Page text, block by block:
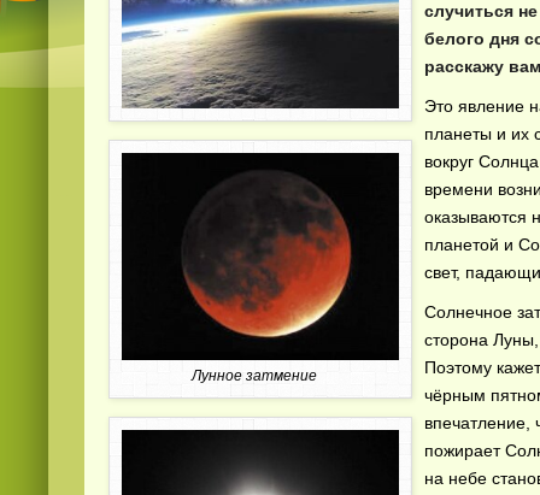
Лунное затмение
случиться
белого дня
расскажу
Это явление
планеты и их
вокруг
времени
оказываются
планетой и
свет,
Солнечное
сторона
Поэтому
чёрным
впечатление,
пожирает
на небе